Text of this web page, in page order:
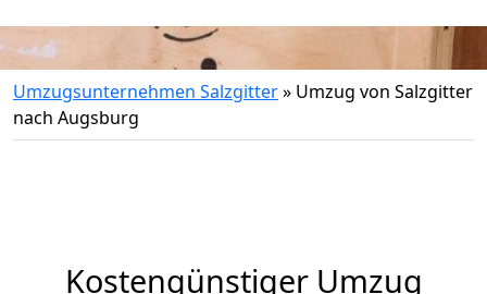
Umzugsunternehmen Salzgitter» Umzug von Salzgitter
nach Augsburg
Kostengünstiger Umzug